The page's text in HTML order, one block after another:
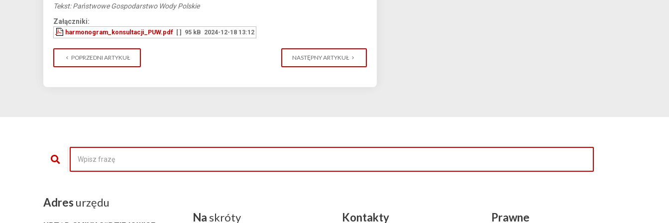
Tekst: Państwowe Gospodarstwo Wody Polskie
Załączniki:
harmonogram_konsultacji_PUW.pdf [ ] 95 kB 2024-12-18 13:12
POPRZEDNI ARTYKUŁ NASTĘPNY ARTYKUŁ
Adres urzędu
Na skróty Kontakty Prawne